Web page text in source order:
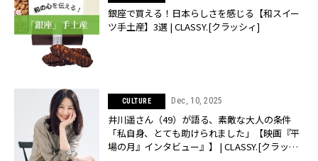
銀座で買える！日本らしさを感じる【和スイー
ツ手土産】3選 | CLASSY.[クラッシィ]
CULTURE Dec, 10, 2025
井川遥さん（49）が語る、素敵な大人の条件
「私自身、とても助けられました」【映画『平
場の月』インタビュー』】 | CLASSY.[クラッシ